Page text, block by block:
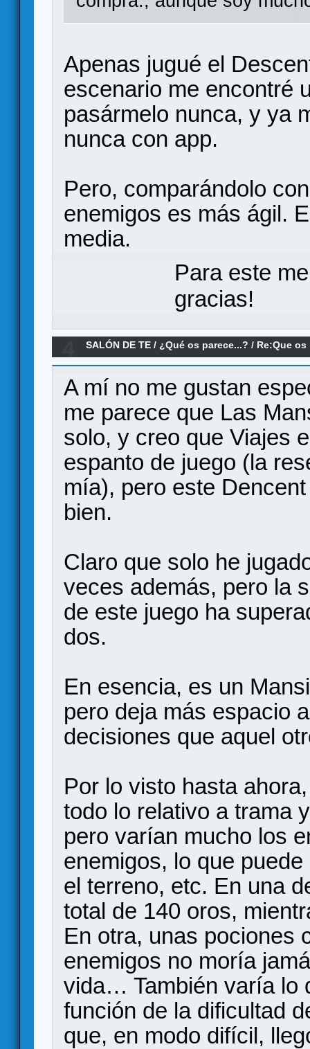
Apenas jugué el
escenario me encontré
pasármelo nunca, y ya
nunca con app.
Pero, comparándolo
enemigos es más ágil.
media.
Para este
gracias!
SALÓN DE TE / ¿Qué os parece...? / Re:Que
A mí no me gustan
me parece que Las
solo, y creo que Viajes
espanto de juego (la
mía), pero este
bien.
Claro que solo he
veces además, pero la
de este juego ha
dos.
En esencia, es un
pero deja más espacio
decisiones que aquel
Por lo visto hasta
todo lo relativo a trama
pero varían mucho los
enemigos, lo que
el terreno, etc. En una
total de 140 oros,
En otra, unas pociones
enemigos no moría
vida… También varía lo
función de la dificultad
que, en modo difícil,